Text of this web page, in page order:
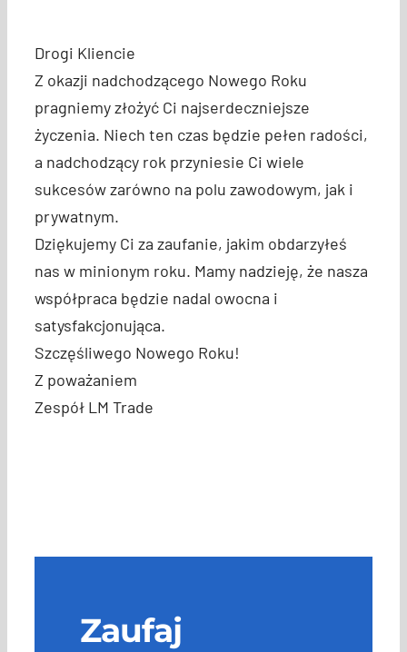
Drogi Kliencie
Z okazji nadchodzącego Nowego Roku
pragniemy złożyć Ci najserdeczniejsze
życzenia. Niech ten czas będzie pełen radości,
a nadchodzący rok przyniesie Ci wiele
sukcesów zarówno na polu zawodowym, jak i
prywatnym.
Dziękujemy Ci za zaufanie, jakim obdarzyłeś
nas w minionym roku. Mamy nadzieję, że nasza
współpraca będzie nadal owocna i
satysfakcjonująca.
Szczęśliwego Nowego Roku!
Z poważaniem
Zespół LM Trade
Zaufaj